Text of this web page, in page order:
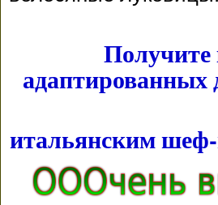
Получите
итальянским